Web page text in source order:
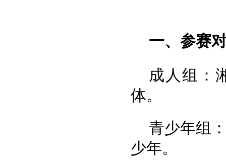
一、 参赛
成人组：
体。
青少年组
少年。